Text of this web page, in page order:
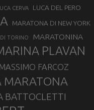
CERVA LUCA DEL PERO
MARATONA DI NEW YORK
TORINO MARATONINA
PLAVAN
MASSIMO FARCOZ
MARATONA
BATTOCLETTI